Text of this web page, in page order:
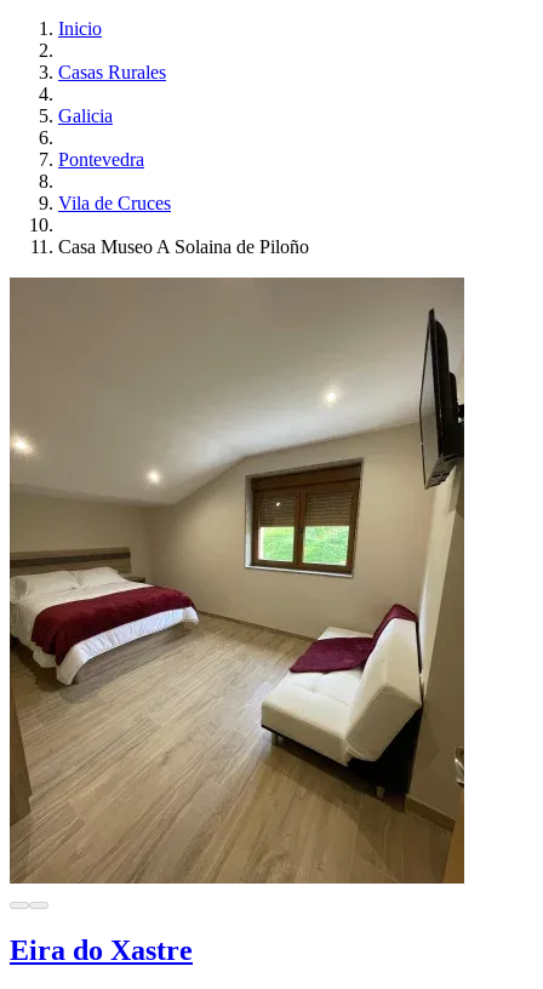
Inicio
Casas Rurales
Galicia
Pontevedra
Vila de Cruces
Casa Museo A Solaina de Piloño
Eira do Xastre